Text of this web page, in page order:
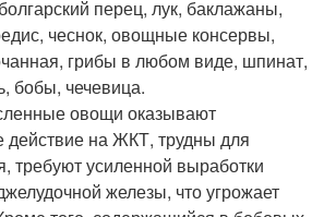
перец, лук, баклажаны,
чеснок, овощные консервы,
грибы в любом виде, шпинат,
бобы, чечевица.
овощи оказывают
на ЖКТ, трудны для
требуют усиленной выработки
железы, что угрожает